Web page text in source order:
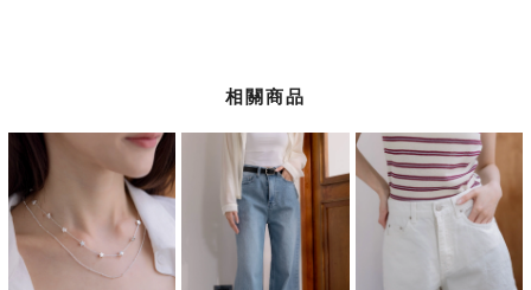
相關商品